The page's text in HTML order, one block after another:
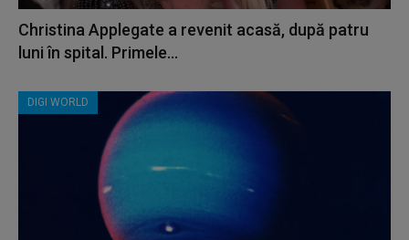
Christina Applegate a revenit acasă, după patru
luni în spital. Primele...
DIGI WORLD